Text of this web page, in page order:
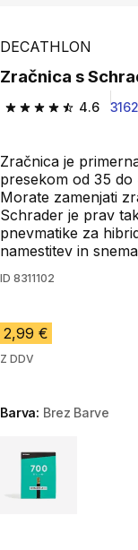
DECATHLON
Zračnica s
4.6
4.6 od 5 zvezdic
Zračnica je
presekom od 35
Morate zamenjati
Schrader je prav
pnevmatike za
namestitev in
ID 8311102
2,99 €
Z DDV
Barva: Brez Barve